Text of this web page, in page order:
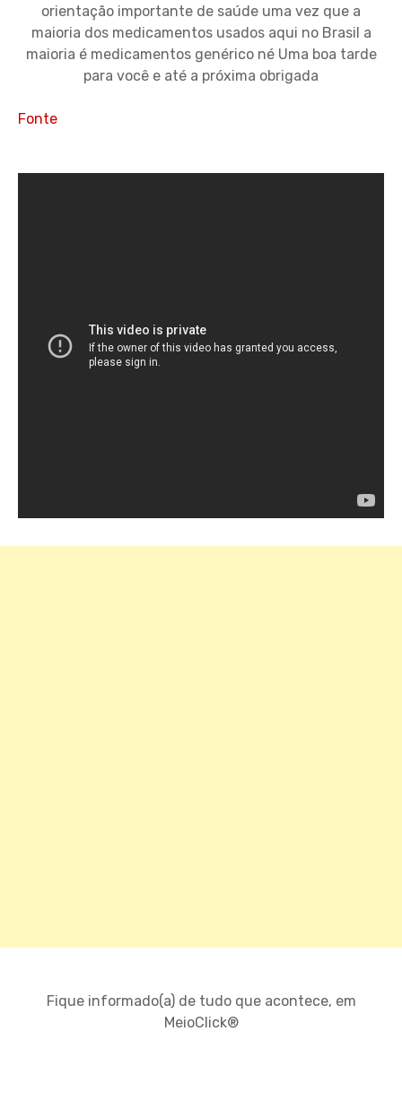
orientação importante de saúde uma vez que a
maioria dos medicamentos usados aqui no Brasil a
maioria é medicamentos genérico né Uma boa tarde
para você e até a próxima obrigada
Fonte
Fique informado(a) de tudo que acontece, em
MeioClick®